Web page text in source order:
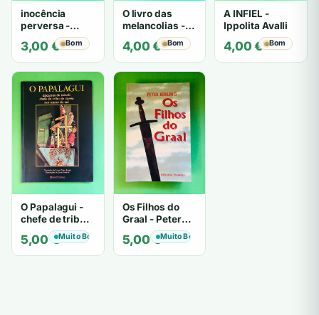
inocência
perversa -
PATRICIA
HIGHSMITH
3,00 € Bom
O livro das
melancolias -
Mantegazza
4,00€ Bom
A INFIEL -
Ippolita Avalli
4,00€ Bom
O Papalagui -
chefe de tribo
de tiavéa
5,00€Muito Bom
Os Filhos do
Graal - Peter
Berling
5,00€Muito Bom